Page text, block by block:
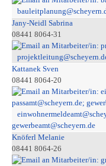
Jany-Neidl Sabrina
08441 8064-31
Kattanek Sven
08441 8064-20
gewerbeamt@scheyern.de
Knöferl Melanie
08441 8064-26